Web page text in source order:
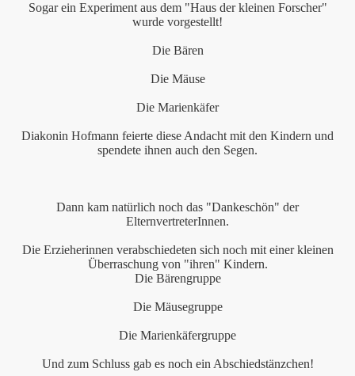
Sogar ein Experiment aus dem "Haus der kleinen Forscher"
wurde vorgestellt!
Die Bären
Die Mäuse
Die Marienkäfer
Diakonin Hofmann feierte diese Andacht mit den Kindern und
spendete ihnen auch den Segen.
Dann kam natürlich noch das "Dankeschön" der
ElternvertreterInnen.
Die Erzieherinnen verabschiedeten sich noch mit einer kleinen
Überraschung von "ihren" Kindern.
Die Bärengruppe
Die Mäusegruppe
Die Marienkäfergruppe
Und zum Schluss gab es noch ein Abschiedstänzchen!